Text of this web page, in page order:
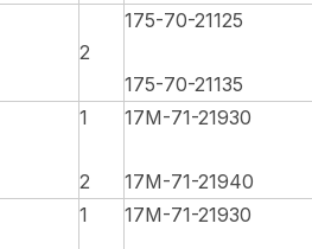
2
175-70-21125
175-70-21135
1
2
17M-71-21930
17M-71-21940
1 17M-71-21930